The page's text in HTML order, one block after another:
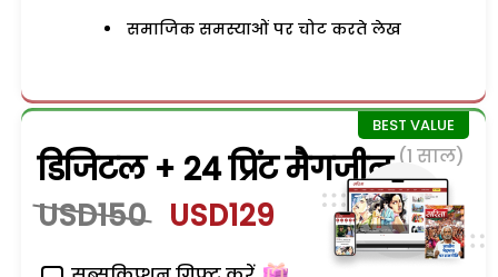
समाजिक समस्याओं पर चोट करते लेख
डिजिटल + 24 प्रिंट मैगजीन (1 साल)
USD150 USD129